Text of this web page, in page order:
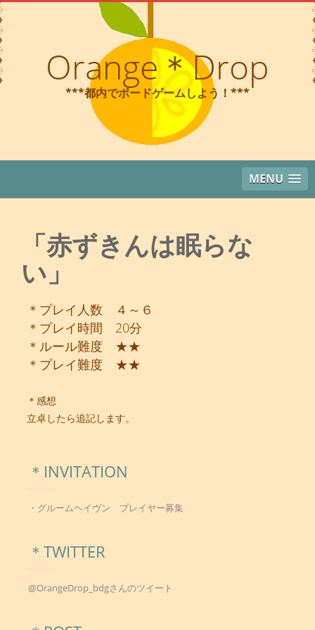
コ
ン
テ
ン
ツ
Orange＊Drop
***都内でボードゲームしよう！***
MENU
「赤ずきんは眠らな
い」
＊プレイ人数 ４～６
＊プレイ時間 20分
＊ルール難度 ★★
＊プレイ難度 ★★
＊感想
立卓したら追記します。
＊INVITATION
・グルームヘイヴン プレイヤー募集
＊TWITTER
@OrangeDrop_bdgさんのツイート